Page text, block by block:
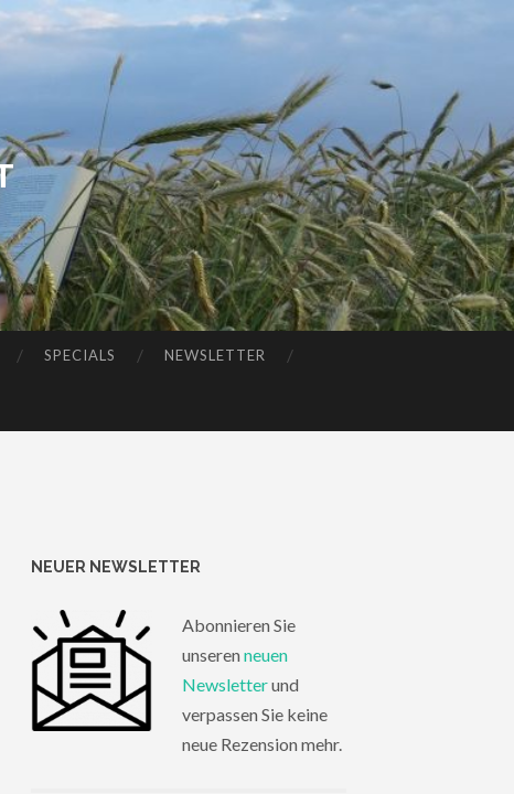
SPECIALS NEWSLETTER
NEUER NEWSLETTER
Abonnieren Sie
unserenneuen
Newsletterund
verpassen Sie keine
neue Rezension mehr.